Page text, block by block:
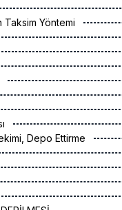
Taksim Yöntemi
Depo Ettirme